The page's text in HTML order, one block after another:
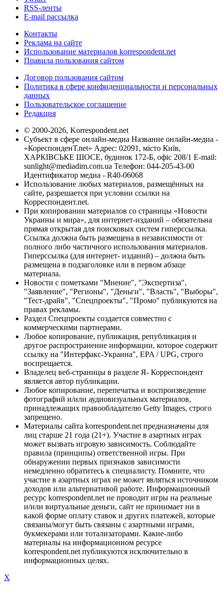
RSS-ленты
E-mail рассылка
Контакты
Реклама на сайте
Использование материалов korrespondent.net
Правила пользования сайтом
Договор пользования сайтом
Политика в сфере конфиденциальности и персональных
данных
Пользовательское соглашение
Редакция
© 2000-2026, Korrespondent.net
Субъект в сфере онлайн-медиа Название онлайн-медиа -
«КореспонденТ.net» Адрес: 02091, місто Київ,
ХАРКІВСЬКЕ ШОСЕ, будинок 172-Б, офіс 208/1 E-mail:
sunlight@mediadim.com.ua Телефон: 044-205-43-00
Идентификатор медиа - R40-06068
Использование любых материалов, размещённых на
сайте, разрешается при условии ссылки на
Корреспондент.net.
При копировании материалов со страницы «Новости
Украины и мира», для интернет-изданий – обязательна
прямая открытая для поисковых систем гиперссылка.
Ссылка должна быть размещена в независимости от
полного либо частичного использования материалов.
Гиперссылка (для интернет- изданий) – должна быть
размещена в подзаголовке или в первом абзаце
материала.
Новости с пометками "Мнение", "Экспертиза",
"Заявление", "Регионы", "Деньги", "Власть", "Выборы",
"Тест-драйв", "Спецпроекты", "Промо" публикуются на
правах рекламы.
Раздел Спецпроекты создается совместно с
коммерческими партнерами.
Любое копирование, публикация, републикация и
другое распространение информации, которое содержит
ссылку на "Интерфакс-Украина", EPA / UPG, строго
воспрещается.
Владелец веб-страницы в разделе Я- Корреспондент
является автор публикации.
Любое копирование, перепечатка и воспроизведение
фотографий и/или аудиовизуальных материалов,
принадлежащих правообладателю Getty Images, строго
запрещено.
Материалы сайта korrespondent.net предназначены для
лиц старше 21 года (21+). Участие в азартных играх
может вызвать игровую зависимость. Соблюдайте
правила (принципы) ответственной игры. При
обнаружении первых признаков зависимости
немедленно обратитесь к специалисту. Помните, что
участие в азартных играх не может являться источником
доходов или альтернативой работе. Информационный
ресурс korrespondent.net не проводит игры на реальные
и/или виртуальные деньги, сайт не принимает ни в
какой форме оплату ставок и других платежей, которые
связаны/могут быть связаны с азартными играми,
букмекерами или тотализаторами. Какие-либо
материалы на информационном ресурсе
korrespondent.net публикуются исключительно в
информационных целях.
X